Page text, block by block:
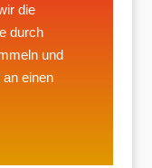
die
durch
und
einen